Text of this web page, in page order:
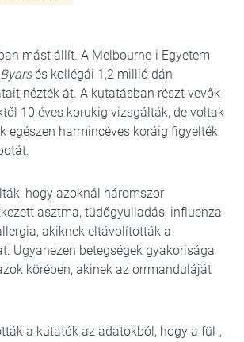
mást állít. A Melbourne-i Egyetem
és kollégái 1,2 millió dán
nézték át. A kutatásban részt vevők
10 éves korukig vizsgálták, de voltak
egészen harmincéves koráig figyelték
hogy azoknál háromszor
asztma, tüdőgyulladás, influenza
akiknek eltávolították a
Ugyanezen betegségek gyakorisága
körében, akinek az orrmanduláját
a kutatók az adatokból, hogy a fül-,